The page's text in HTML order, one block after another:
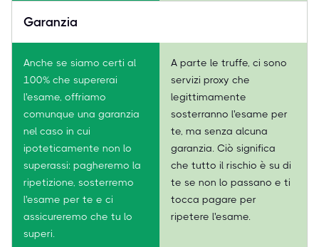
Garanzia
Anche se siamo certi al
100% che supererai
l'esame, offriamo
comunque una garanzia
nel caso in cui
ipoteticamente non lo
superassi: pagheremo la
ripetizione, sosterremo
l'esame per te e ci
assicureremo che tu lo
superi.
A parte le truffe, ci sono
servizi proxy che
legittimamente
sosterranno l'esame per
te, ma senza alcuna
garanzia. Ciò significa
che tutto il rischio è su di
te se non lo passano e ti
tocca pagare per
ripetere l'esame.